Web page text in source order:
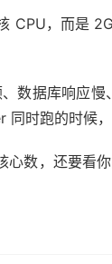
CPU，而是
数据库响应
时跑的时候
数，还要看